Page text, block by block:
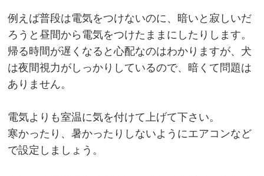
例えば普段は電気をつけないのに、暗いと寂しいだ
ろうと昼間から電気をつけたままにしたりします。
帰る時間が遅くなると心配なのはわかりますが、犬
は夜間視力がしっかりしているので、暗くて問題は
ありません。
電気よりも室温に気を付けて上げて下さい。
寒かったり、暑かったりしないようにエアコンなど
で設定しましょう。